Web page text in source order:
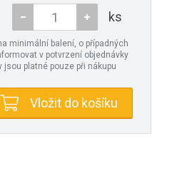
ks
minimální balení, o případných
v potvrzení objednávky
platné pouze při nákupu
Vložit do košíku